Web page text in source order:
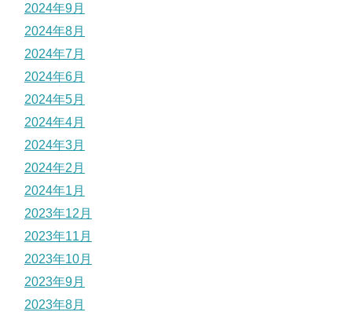
2024年9月
2024年8月
2024年7月
2024年6月
2024年5月
2024年4月
2024年3月
2024年2月
2024年1月
2023年12月
2023年11月
2023年10月
2023年9月
2023年8月